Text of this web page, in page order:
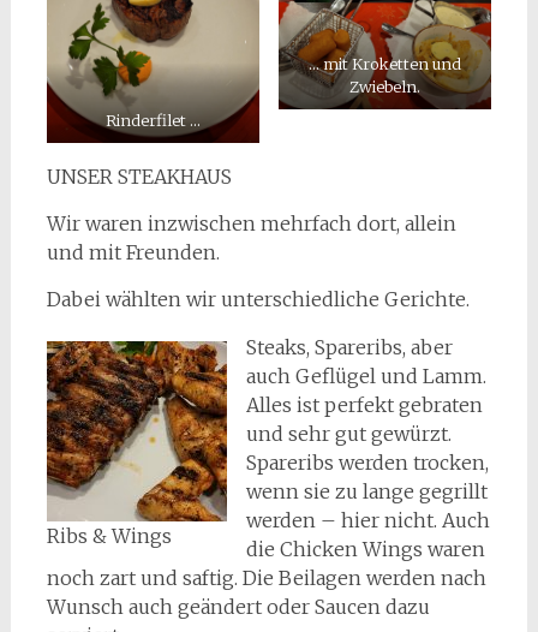
Rinderfilet …
… mit Kroketten und
Zwiebeln.
UNSER STEAKHAUS
Wir waren inzwischen mehrfach dort, allein
und mit Freunden.
Dabei wählten wir unterschiedliche Gerichte.
Ribs & Wings
Steaks, Spareribs, aber
auch Geflügel und Lamm.
Alles ist perfekt gebraten
und sehr gut gewürzt.
Spareribs werden trocken,
wenn sie zu lange gegrillt
werden – hier nicht. Auch
die Chicken Wings waren
noch zart und saftig. Die Beilagen werden nach
Wunsch auch geändert oder Saucen dazu